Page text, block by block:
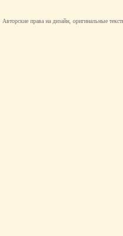
Авторские права на дизайн, оригинальные